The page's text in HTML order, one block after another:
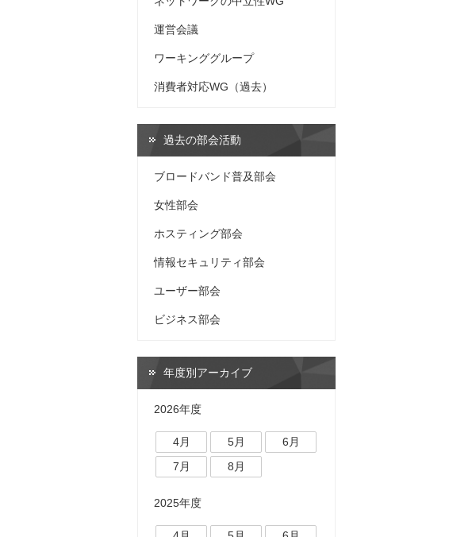
運営会議
ワーキンググループ
消費者対応WG（過去）
過去の部会活動
ブロードバンド普及部会
女性部会
ホスティング部会
情報セキュリティ部会
ユーザー部会
ビジネス部会
年度別アーカイブ
2026年度
4月 5月
6月
7月
8月
2025年度